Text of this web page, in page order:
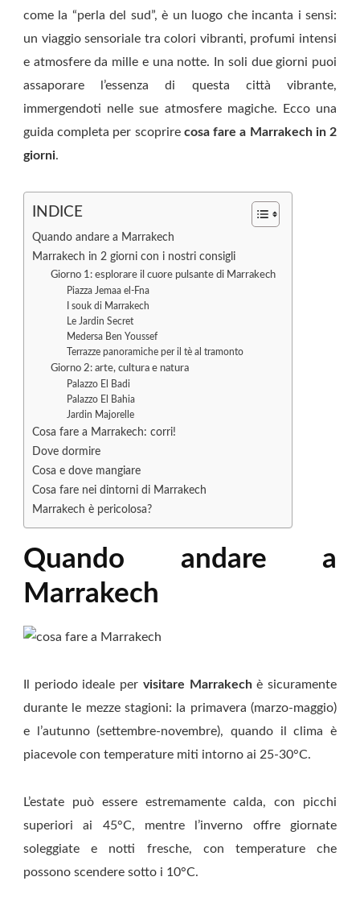
come la “perla del sud”, è un luogo che incanta i sensi:
un viaggio sensoriale tra colori vibranti, profumi intensi
e atmosfere da mille e una notte. In soli due giorni puoi
assaporare l’essenza di questa città vibrante,
immergendoti nelle sue atmosfere magiche. Ecco una
guida completa per scoprire cosa fare a Marrakech in 2
giorni.
INDICE
Quando andare a Marrakech
Marrakech in 2 giorni con i nostri consigli
Giorno 1: esplorare il cuore pulsante di Marrakech
Piazza Jemaa el-Fna
I souk di Marrakech
Le Jardin Secret
Medersa Ben Youssef
Terrazze panoramiche per il tè al tramonto
Giorno 2: arte, cultura e natura
Palazzo El Badi
Palazzo El Bahia
Jardin Majorelle
Cosa fare a Marrakech: corri!
Dove dormire
Cosa e dove mangiare
Cosa fare nei dintorni di Marrakech
Marrakech è pericolosa?
Quando andare a
Marrakech
Il periodo ideale per visitare Marrakechè sicuramente
durante le mezze stagioni: la primavera (marzo-maggio)
e l’autunno (settembre-novembre), quando il clima è
piacevole con temperature miti intorno ai 25-30°C.
L’estate può essere estremamente calda, con picchi
superiori ai 45°C, mentre l’inverno offre giornate
soleggiate e notti fresche, con temperature che
possono scendere sotto i 10°C.